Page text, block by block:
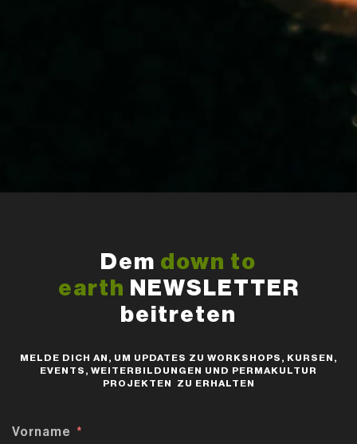
Dem down to
earth NEWSLETTER
beitreten
MELDE DICH AN, UM UPDATES ZU WORKSHOPS, KURSEN,
EVENTS, WEITERBILDUNGEN UND PERMAKULTUR
PROJEKTEN ZU ERHALTEN
Vorname